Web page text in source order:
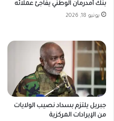
بنك أمدرمان الوطني يفاجئ عملائه
يونيو 18, 2026
جبريل يلتزم بسداد نصيب الولايات
من الإيرادات المركزية